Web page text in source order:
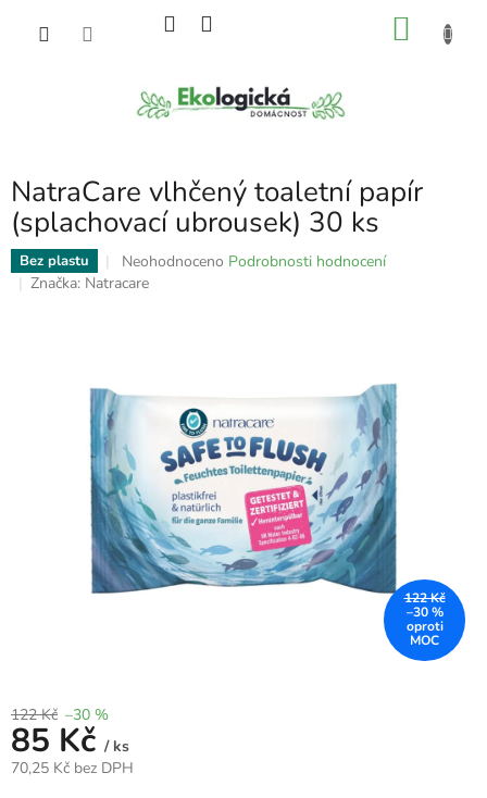
NatraCare vlhčený toaletní papír
(splachovací ubrousek) 30 ks
Bez plastu
Průměrné
hodnocení
hvězdiček.
Neohodnoceno Podrobnosti hodnocení
Značka: Natracare
122 Kč
–30 %
122 Kč –30 %
85 Kč / ks
70,25 Kč bez DPH